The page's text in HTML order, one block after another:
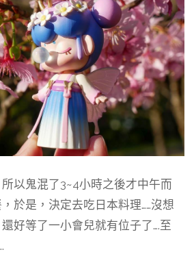
以鬼混了3~4小時之後才中午而
於是，決定去吃日本料理……沒想
好等了一小會兒就有位子了….至